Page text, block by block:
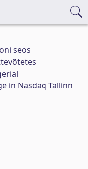
seos
in Nasdaq Tallinn